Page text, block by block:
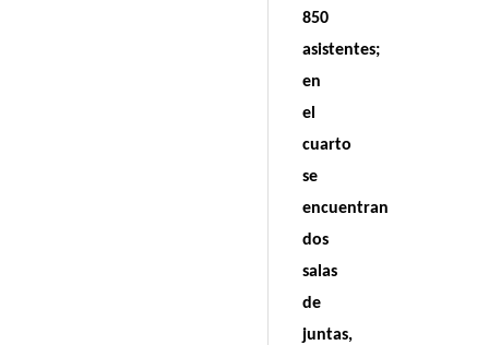
850
asistentes;
en
el
cuarto
se
encuentran
dos
salas
de
juntas,